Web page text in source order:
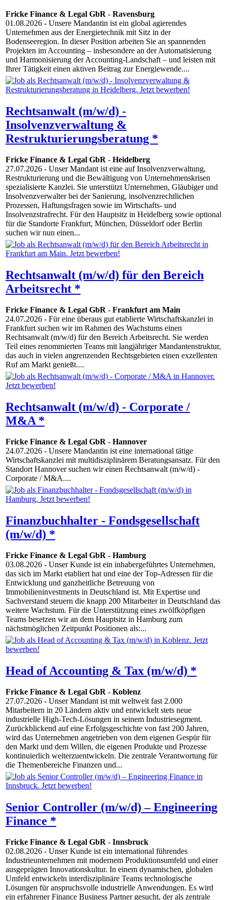
Fricke Finance & Legal GbR - Ravensburg
01.08.2026 - Unsere Mandantin ist ein global agierendes
Unternehmen aus der Energietechnik mit Sitz in der
Bodenseeregion. In dieser Position arbeiten Sie an spannenden
Projekten im Accounting – insbesondere an der Automatisierung
und Harmonisierung der Accounting-Landschaft – und leisten mit
Ihrer Tätigkeit einen aktiven Beitrag zur Energiewende....
Rechtsanwalt (m/w/d) -
Insolvenzverwaltung &
Restrukturierungsberatung *
Fricke Finance & Legal GbR - Heidelberg
27.07.2026 - Unser Mandant ist eine auf Insolvenzverwaltung,
Restrukturierung und die Bewältigung von Unternehmenskrisen
spezialisierte Kanzlei. Sie unterstützt Unternehmen, Gläubiger und
Insolvenzverwalter bei der Sanierung, insolvenzrechtlichen
Prozessen, Haftungsfragen sowie im Wirtschafts- und
Insolvenzstrafrecht. Für den Hauptsitz in Heidelberg sowie optional
für die Standorte Frankfurt, München, Düsseldorf oder Berlin
suchen wir nun einen...
Rechtsanwalt (m/w/d) für den Bereich
Arbeitsrecht *
Fricke Finance & Legal GbR - Frankfurt am Main
24.07.2026 - Für eine überaus gut etablierte Wirtschaftskanzlei in
Frankfurt suchen wir im Rahmen des Wachstums einen
Rechtsanwalt (m/w/d) für den Bereich Arbeitsrecht. Sie werden
Teil eines renommierten Teams mit langjähriger Mandantenstruktur,
das auch in vielen angrenzenden Rechtsgebieten einen exzellenten
Ruf am Markt genießt....
Rechtsanwalt (m/w/d) - Corporate /
M&A *
Fricke Finance & Legal GbR - Hannover
24.07.2026 - Unsere Mandantin ist eine international tätige
Wirtschaftskanzlei mit multidisziplinärem Beratungsansatz. Für den
Standort Hannover suchen wir einen Rechtsanwalt (m/w/d) -
Corporate / M&A....
Finanzbuchhalter - Fondsgesellschaft
(m/w/d) *
Fricke Finance & Legal GbR - Hamburg
03.08.2026 - Unser Kunde ist ein inhabergeführtes Unternehmen,
das sich im Markt etabliert hat und eine der Top-Adressen für die
Entwicklung und ganzheitliche Betreuung von
Immobilieninvestments in Deutschland ist. Mit Expertise und
Sachverstand steuern die knapp 200 Mitarbeiter in Deutschland das
weitere Wachstum. Für die Unterstützung eines zwölfköpfigen
Teams besetzen wir an dem Hauptsitz in Hamburg zum
nächstmöglichen Zeitpunkt Positionen als:...
Head of Accounting & Tax (m/w/d) *
Fricke Finance & Legal GbR - Koblenz
27.07.2026 - Unser Mandant ist mit weltweit fast 2.000
Mitarbeitern in 20 Ländern aktiv und entwickelt stets neue
industrielle High-Tech-Lösungen in seinem Industriesegment.
Zurückblickend auf eine Erfolgsgeschichte von fast 200 Jahren,
wird das Unternehmen angetrieben von dem eigenen Gespür für
den Markt und dem Willen, die eigenen Produkte und Prozesse
kontinuierlich weiterzuentwickeln. Die zentrale Verantwortung für
die Themenbereiche Finanzen und...
Senior Controller (m/w/d) – Engineering
Finance *
Fricke Finance & Legal GbR - Innsbruck
02.08.2026 - Unser Kunde ist ein international führendes
Industrieunternehmen mit modernem Produktionsumfeld und einer
ausgeprägten Innovationskultur. In einem dynamischen, globalen
Umfeld entwickeln interdisziplinäre Teams technologische
Lösungen für anspruchsvolle industrielle Anwendungen. Es wird
ein erfahrener Finance Business Partner gesucht, der als zentrale